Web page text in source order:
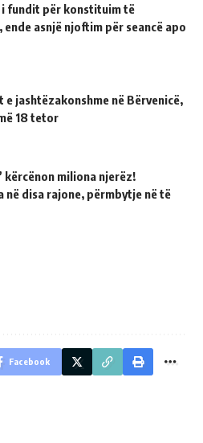
fundit për konstituim të
ende asnjë njoftim për seancë apo
e jashtëzakonshme në Bërvenicë,
18 tetor
kërcënon miliona njerëz!
në disa rajone, përmbytje në të
Facebook